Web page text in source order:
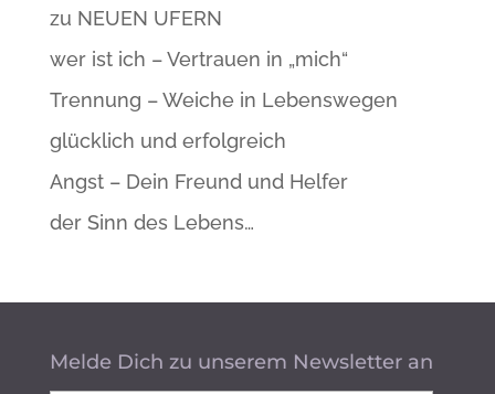
zu NEUEN UFERN
wer ist ich – Vertrauen in „mich“
Trennung – Weiche in Lebenswegen
glücklich und erfolgreich
Angst – Dein Freund und Helfer
der Sinn des Lebens…
Melde Dich zu unserem Newsletter an